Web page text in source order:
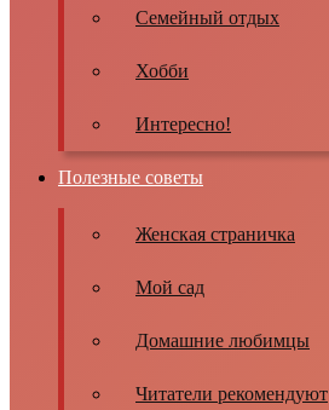
Семейный отдых
Хобби
Интересно!
Полезные советы
Женская страничка
Мой сад
Домашние любимцы
Читатели рекомендуют